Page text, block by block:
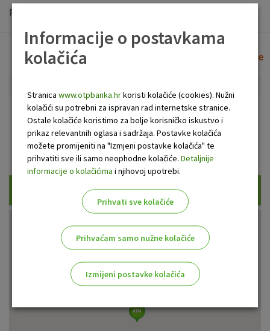
Popis uplatno-isplatnih bankomata možete vidjeti
Lista poslovnica i bankomata Očisti filtere
Bankomat Poslovnica
Prikaži samo uplatne bankomate
Informacije o postavkama
kolačića
Stranica www.otpbanka.hrkoristi kolačiće (cookies). Nužni
kolačići su potrebni za ispravan rad internetske stranice.
Ostale kolačiće koristimo za bolje korisničko iskustvo i
prikaz relevantnih oglasa i sadržaja. Postavke kolačića
možete promijeniti na "Izmjeni postavke kolačića" te
prihvatiti sve ili samo neophodne kolačiće. Detaljnije
informacije o kolačićima i njihovoj upotrebi.
Prihvati sve kolačiće
Prihvaćam samo nužne kolačiće
Izmijeni postavke kolačića